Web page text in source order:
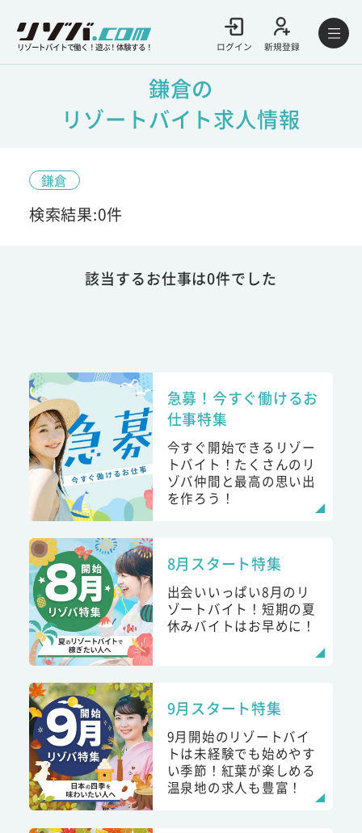
リゾートバイトで働く！遊ぶ！体験する！ ログイン 新規登録
鎌倉の
リゾートバイト求人情報
鎌倉
検索結果:0件
該当するお仕事は0件でした
急募！今すぐ働けるお
仕事特集
今すぐ開始できるリゾー
トバイト！たくさんのリ
ゾバ仲間と最高の思い出
を作ろう！
8月スタート特集
出会いいっぱい8月のリ
ゾートバイト！短期の夏
休みバイトはお早めに！
9月スタート特集
9月開始のリゾートバイ
トは未経験でも始めやす
い季節！紅葉が楽しめる
温泉地の求人も豊富！